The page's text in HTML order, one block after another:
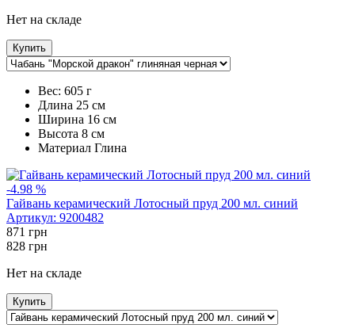
Нет на складе
Купить
Вес: 605 г
Длина 25 см
Ширина 16 см
Высота 8 см
Maтериал Глина
-4.98 %
Гайвань керамический Лотосный пруд 200 мл. синий
Артикул: 9200482
871 грн
828 грн
Нет на складе
Купить